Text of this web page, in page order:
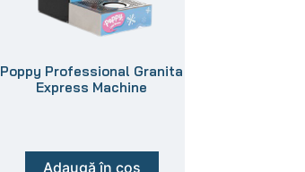
Poppy Professional Granita
Express Machine
Adaugă în coș